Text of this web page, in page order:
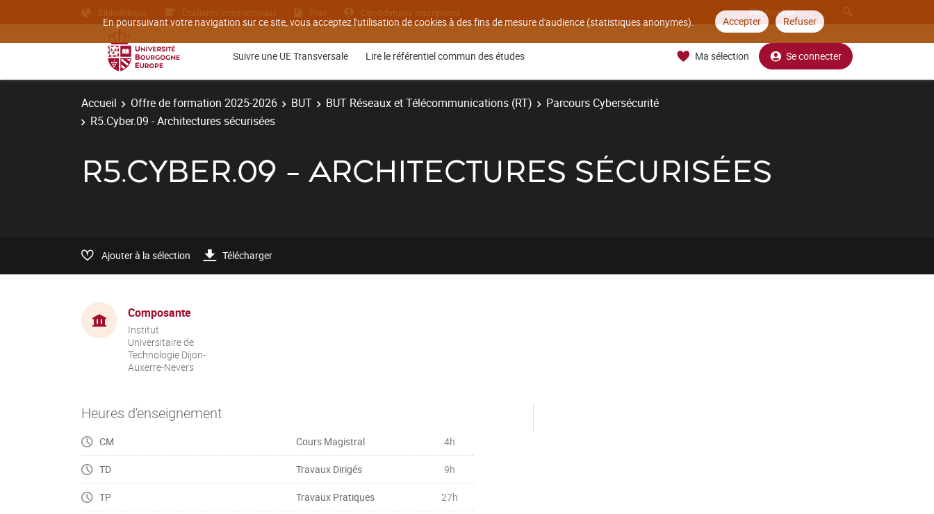
En poursuivant votre navigation sur ce site, vous acceptez l'utilisation de cookies à des fins de mesure d'audience (statistiques anonymes). Accepter Refuser
Bibliothèque Etudiants internationaux Plan Candidatures inscriptions
Suivre une UE Transversale Lire le référentiel commun des études Ma sélection Se connecter
Accueil Offre de formation 2025-2026 BUT BUT Réseaux et Télécommunications (RT)
Parcours Cybersécurité
R5.Cyber.09 - Architectures sécurisées
R5.CYBER.09 - ARCHITECTURES SÉCURISÉES
Ajouter à la sélection Télécharger
Composante
Institut
Universitaire de
Technologie Dijon-
Auxerre-Nevers
Heures d'enseignement
CM Cours Magistral 4h
TD Travaux Dirigés 9h
TP Travaux Pratiques 27h